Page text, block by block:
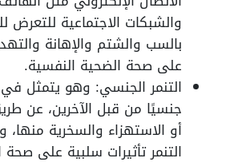
والشبكات الاجتماعية للتعرض
بالسب والشتم والإهانة
على صحة الضحية النفسية.
التنمر الجنسي: وهو يتمثل
جنسيًا من قبل الآخرين، عن
أو الاستهزاء والسخرية
التنمر تأثيرات سلبية على